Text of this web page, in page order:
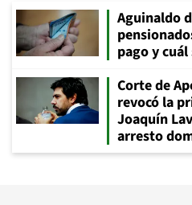
Aguinaldo
pago y
Corte de
revocó la
Joaquín
arresto